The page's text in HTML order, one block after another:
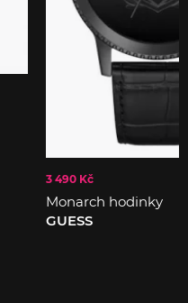
3 490 Kč
Monarch hodinky
GUESS